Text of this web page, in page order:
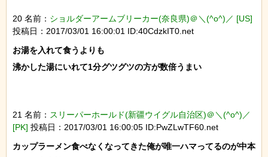
20 名前： ショルダーアームブリーカー(奈良県)＠＼(^o^)／ [US]
投稿日：2017/03/01 16:00:01 ID:40CdzkIT0.net
お湯を入れて食うよりも
沸かした湯にいれて1分グツグツの方が数倍うまい
21 名前： スリーパーホールド(新疆ウイグル自治区)＠＼(^o^)／
[PK] 投稿日：2017/03/01 16:00:05 ID:PwZLwTF60.net
カップラーメン食べなくなってきた俺が唯一ハマってるのが中本